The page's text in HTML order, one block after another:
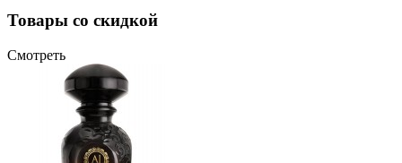
Товары со скидкой
Смотреть